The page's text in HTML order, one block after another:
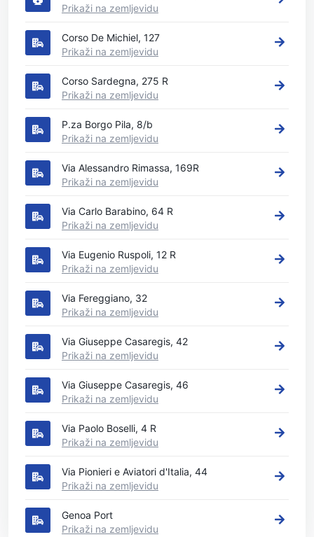
Prikaži na zemljevidu
Corso De Michiel, 127
Prikaži na zemljevidu
Corso Sardegna, 275 R
Prikaži na zemljevidu
P.za Borgo Pila, 8/b
Prikaži na zemljevidu
Via Alessandro Rimassa, 169R
Prikaži na zemljevidu
Via Carlo Barabino, 64 R
Prikaži na zemljevidu
Via Eugenio Ruspoli, 12 R
Prikaži na zemljevidu
Via Fereggiano, 32
Prikaži na zemljevidu
Via Giuseppe Casaregis, 42
Prikaži na zemljevidu
Via Giuseppe Casaregis, 46
Prikaži na zemljevidu
Via Paolo Boselli, 4 R
Prikaži na zemljevidu
Via Pionieri e Aviatori d'Italia, 44
Prikaži na zemljevidu
Genoa Port
Prikaži na zemljevidu